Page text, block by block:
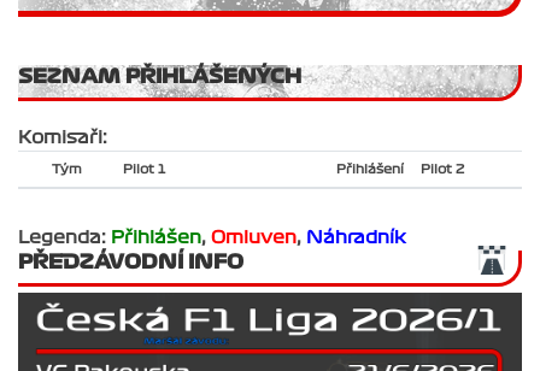
SEZNAM PŘIHLÁŠENÝCH
Komisaři:
Tým Pilot 1 Přihlášení Pilot 2
Legenda: Přihlášen, Omluven, Náhradník
PŘEDZÁVODNÍ INFO